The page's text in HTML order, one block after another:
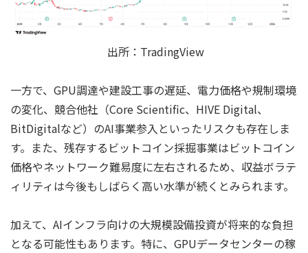
出所：TradingView
一方で、GPU調達や建設工事の遅延、電力価格や規制環境
の変化、競合他社（Core Scientific、HIVE Digital、
BitDigitalなど）のAI事業参入といったリスクも存在しま
す。また、残存するビットコイン採掘事業はビットコイン
価格やネットワーク難易度に左右されるため、収益ボラテ
ィリティは今後もしばらく高い水準が続くとみられます。
加えて、AIインフラ向けの大規模設備投資が将来的な負担
となる可能性もあります。特に、GPUデータセンターの稼